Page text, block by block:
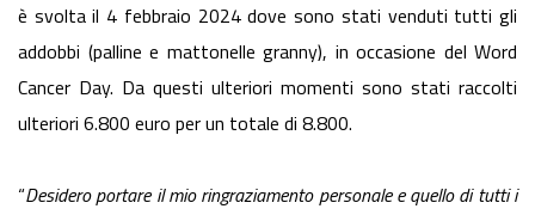
è svolta il 4 febbraio 2024 dove sono stati venduti tutti gli
addobbi (palline e mattonelle granny), in occasione del Word
Cancer Day. Da questi ulteriori momenti sono stati raccolti
ulteriori 6.800 euro per un totale di 8.800.
“Desidero portare il mio ringraziamento personale e quello di tutti i